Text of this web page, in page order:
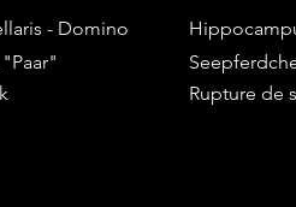
- Domino
Rupture de